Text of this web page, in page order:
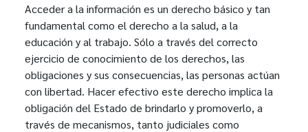
Acceder a la información es un derecho básico y tan
fundamental como el derecho a la salud, a la
educación y al trabajo. Sólo a través del correcto
ejercicio de conocimiento de los derechos, las
obligaciones y sus consecuencias, las personas actúan
con libertad. Hacer efectivo este derecho implica la
obligación del Estado de brindarlo y promoverlo, a
través de mecanismos, tanto judiciales como